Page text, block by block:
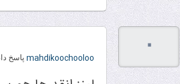
۰
mahdikoochooloo پاسخ